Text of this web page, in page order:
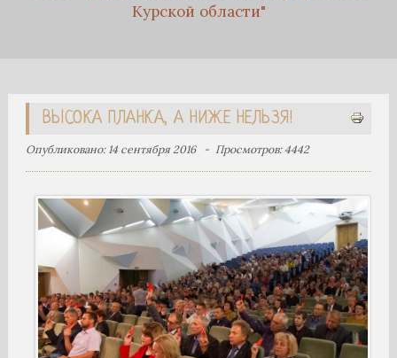
Курской области"
ВЫСОКА ПЛАНКА, А НИЖЕ НЕЛЬЗЯ!
Опубликовано: 14 сентября 2016 Просмотров: 4442